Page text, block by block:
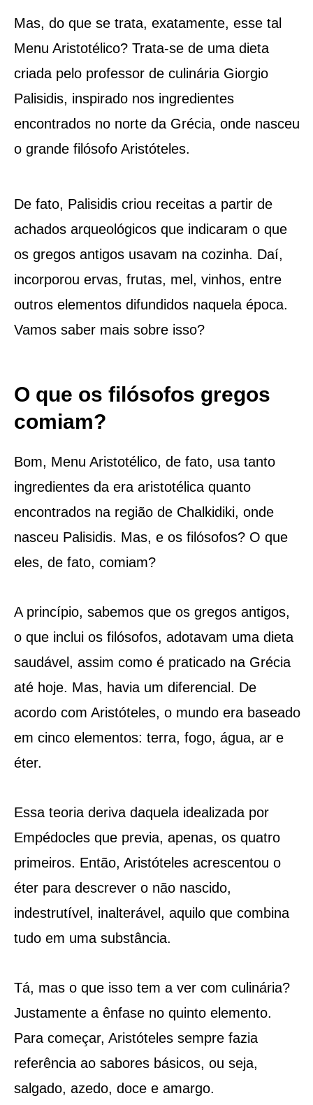
Mas, do que se trata, exatamente, esse tal
Menu Aristotélico? Trata-se de uma dieta
criada pelo professor de culinária Giorgio
Palisidis, inspirado nos ingredientes
encontrados no norte da Grécia, onde nasceu
o grande filósofo Aristóteles.
De fato, Palisidis criou receitas a partir de
achados arqueológicos que indicaram o que
os gregos antigos usavam na cozinha. Daí,
incorporou ervas, frutas, mel, vinhos, entre
outros elementos difundidos naquela época.
Vamos saber mais sobre isso?
O que os filósofos gregos
comiam?
Bom, Menu Aristotélico, de fato, usa tanto
ingredientes da era aristotélica quanto
encontrados na região de Chalkidiki, onde
nasceu Palisidis. Mas, e os filósofos? O que
eles, de fato, comiam?
A princípio, sabemos que os gregos antigos,
o que inclui os filósofos, adotavam uma dieta
saudável, assim como é praticado na Grécia
até hoje. Mas, havia um diferencial. De
acordo com Aristóteles, o mundo era baseado
em cinco elementos: terra, fogo, água, ar e
éter.
Essa teoria deriva daquela idealizada por
Empédocles que previa, apenas, os quatro
primeiros. Então, Aristóteles acrescentou o
éter para descrever o não nascido,
indestrutível, inalterável, aquilo que combina
tudo em uma substância.
Tá, mas o que isso tem a ver com culinária?
Justamente a ênfase no quinto elemento.
Para começar, Aristóteles sempre fazia
referência ao sabores básicos, ou seja,
salgado, azedo, doce e amargo.